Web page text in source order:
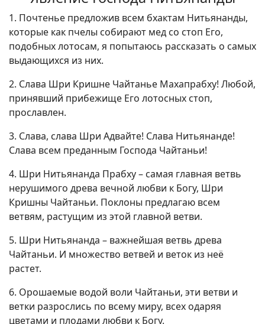
1. Почтенье предложив всем бхактам Нитьянанды,
которые как пчелы собирают мед со стоп Его,
подобных лотосам, я попытаюсь рассказать о самых
выдающихся из них.
2. Слава Шри Кришне Чайтанье Махапрабху! Любой,
принявший прибежище Его лотосных стоп,
прославлен.
3. Слава, слава Шри Адвайте! Слава Нитьянанде!
Слава всем преданным Господа Чайтаньи!
4. Шри Нитьянанда Прабху – самая главная ветвь
нерушимого древа вечной любви к Богу, Шри
Кришны Чайтаньи. Поклоны предлагаю всем
ветвям, растущим из этой главной ветви.
5. Шри Нитьянанда – важнейшая ветвь древа
Чайтаньи. И множество ветвей и веток из неё
растет.
6. Орошаемые водой воли Чайтаньи, эти ветви и
ветки разрослись по всему миру, всех одаряя
цветами и плодами любви к Богу.